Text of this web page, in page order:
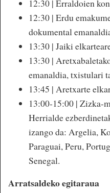
12:30 | Erraldoien
12:30 | Erdu
dokumental
13:30 | Jaiki
13:30 |
emanaldia, txistulari
13:45 | Aretxarte
13:00-15:00 | Zizka-
Herrialde
izango da: Argelia,
Paraguai, Peru,
Senegal.
Arratsaldeko egitaraua